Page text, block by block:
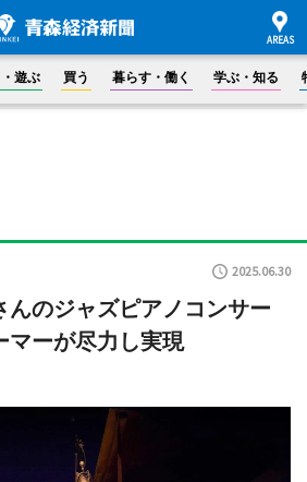
遊ぶ 買う 暮らす・働く 学ぶ・知る
2025.06.30
んのジャズピアノコンサー
ーが尽力し実現